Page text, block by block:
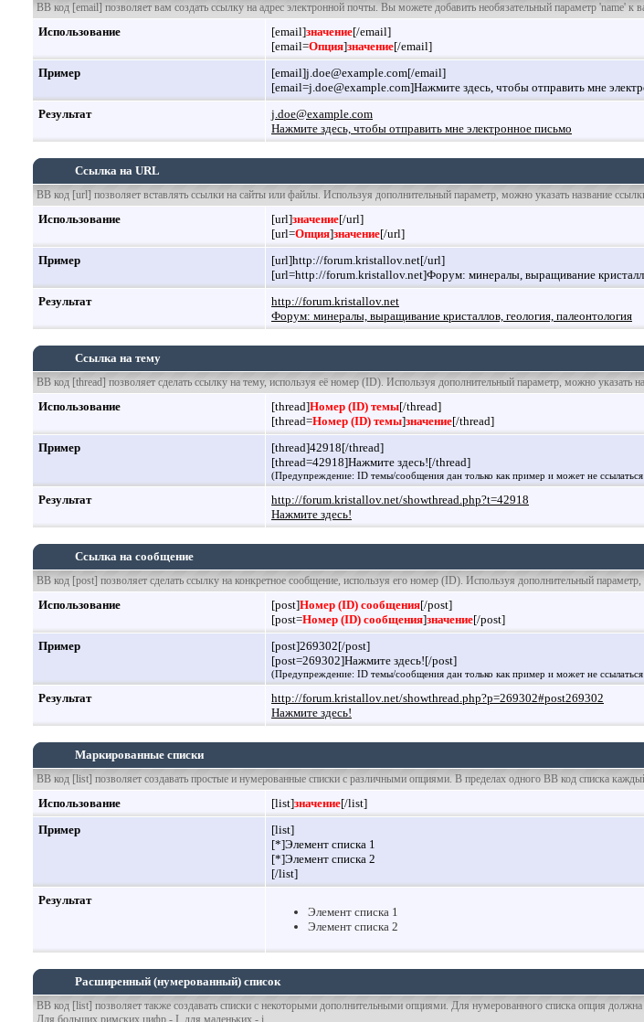
BB код [email] позволяет вам создать ссылку на адрес электронной почты. Вы можете добавить необязательный параметр 'name' к
Использование [email]значение[/email]
[email=Опция]значение[/email]
Пример
[email]j.doe@example.com[/email]
[email=j.doe@example.com]Нажмите здесь, чтобы отправить мне
Результат
j.doe@example.com
Нажмите здесь, чтобы отправить мне электронное письмо
Ссылка на URL
BB код [url] позволяет вставлять ссылки на сайты или файлы. Используя дополнительный параметр, можно указать название
Использование [url]значение[/url]
[url=Опция]значение[/url]
Пример
[url]http://forum.kristallov.net[/url]
[url=http://forum.kristallov.net]Форум: минералы, выращивание
Результат
http://forum.kristallov.net
Форум: минералы, выращивание кристаллов, геология, палеонтология
Ссылка на тему
BB код [thread] позволяет сделать ссылку на тему, используя её номер (ID). Используя дополнительный параметр, можно указать
Использование [thread]Номер (ID) темы[/thread]
[thread=Номер (ID) темы]значение[/thread]
Пример
[thread]42918[/thread]
[thread=42918]Нажмите здесь![/thread]
(Предупреждение: ID темы/сообщения дан только как пример и может не
Результат
http://forum.kristallov.net/showthread.php?t=42918
Нажмите здесь!
Ссылка на сообщение
BB код [post] позволяет сделать ссылку на конкретное сообщение, используя его номер (ID). Используя дополнительный
Использование [post]Номер (ID) сообщения[/post]
[post=Номер (ID) сообщения]значение[/post]
Пример
[post]269302[/post]
[post=269302]Нажмите здесь![/post]
(Предупреждение: ID темы/сообщения дан только как пример и может не
Результат
http://forum.kristallov.net/showthread.php?p=269302#post269302
Нажмите здесь!
Маркированные списки
BB код [list] позволяет создавать простые и нумерованные списки с различными опциями. В пределах одного BB код списка
Использование [list]значение[/list]
Пример
[list]
[*]Элемент списка 1
[*]Элемент списка 2
[/list]
Результат
Элемент списка 1
Элемент списка 2
Расширенный (нумерованный) список
BB код [list] позволяет также создавать списки с некоторыми дополнительными опциями. Для нумерованного списка опция
Для больших римских цифр - I, для маленьких - i.